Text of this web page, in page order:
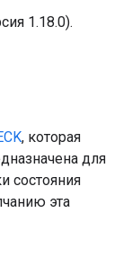
1.18.0).
, которая
для
состояния
эта